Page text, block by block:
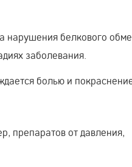
нарушения белкового
заболевания.
болью и
препаратов от давления,